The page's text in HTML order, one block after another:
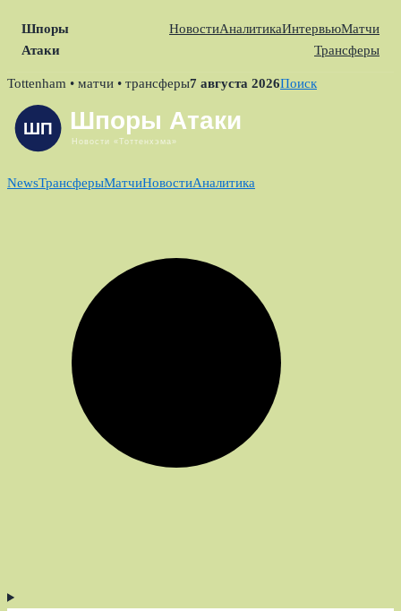
Шпоры
Атаки
НовостиАналитикаИнтервьюМатчи
Трансферы
Skip
content
Tottenham • матчи • трансферы7 августа 2026Поиск
NewsТрансферыМатчиНовостиАналитика